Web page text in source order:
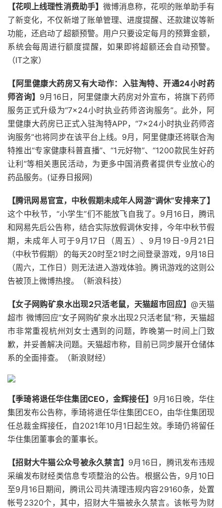
【花呗上线理性消费助手】 微博消息称，花呗的账单助手有
了新变化，不仅新增了账单管理、进度提醒、还款建议等新
功能，还启动了超额预警。用户只要设定每月的预算金额，
系统会每周进行额度提醒，如果即将超额还会自动预警。
（IT之家）
【阿里健康大药房又有大动作：入驻淘特、开通24小时药
师咨询】 9月16日，阿里健康大药房对外宣布，将旗下药师
服务正式升级为“7×24小时执业药师咨询服务”。此外，阿
里健康大药房已正式入驻淘特APP，“7×24小时执业药师咨
询服务”也将同步在该平台上线。9月，阿里健康还将联合淘
特推出“专家健康科普直播”、“1元好物”、“1200款民生好药
让利”等相关惠民活动，为更多中国消费者提供专业放心的
药品服务。(证券日报网)
【腾讯网易官宣，中秋假期未成年人网游“调休”安排来了】
这个中秋节，“小学生”们不能放飞自我了。9月16日，腾讯
和网易先后公告称，结合实际放假调休安排，今年中秋节假
期，未成年人可于9月17日（周五）、9月19日-9月21日
（中秋节假期）的每天20时至21时之间登录游戏，9月18日
（周六，工作日）则无法进入游戏体验。腾讯游戏的这则公
告被顶上微博热搜。（新浪科技）
【女子网购矿泉水出现2只活老鼠，天猫超市回应】@天猫
超市 微博回应“女子网购矿泉水出现2只活老鼠”称，天猫超
市非常重视杭州刘女士遇到的问题，昨晚第一时间上门致
歉，并妥善解决问题。天猫超市称，目前已同步展开仓储体
系的全面排查。（新浪财经）
【季琦将退任华住集团CEO，金辉接任】 9月16日晚，华住
集团发布公告称，季琦将退任华住集团CEO，由华住集团现
任总裁金辉接任，自2021年10月1日起生效。季琦仍将留任
华住集团董事会的董事长。
【招财大牛猫公众号被永久禁言】 9月16日，腾讯发布违规
采编发布财经类信息专项整治的公告。根据公告，9月10日
至9月16日期间，腾讯公司共清理违规内容29160条，处置
帐号2320个，其中，招财大牛猫被永久禁言。该帐号为财